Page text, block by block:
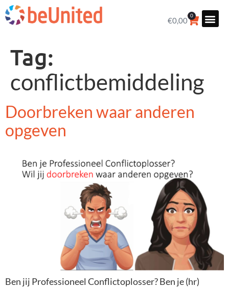
€0,00
0
Tag:
conflictbemiddeling
Doorbreken waar anderen
opgeven
Ben jij Professioneel Conflictoplosser? Ben je (hr)